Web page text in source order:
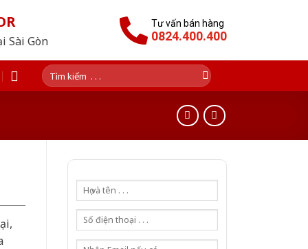
Sài Gòn
Tư vấn bán hàng
0824.400.400
Tìm
kiếm: